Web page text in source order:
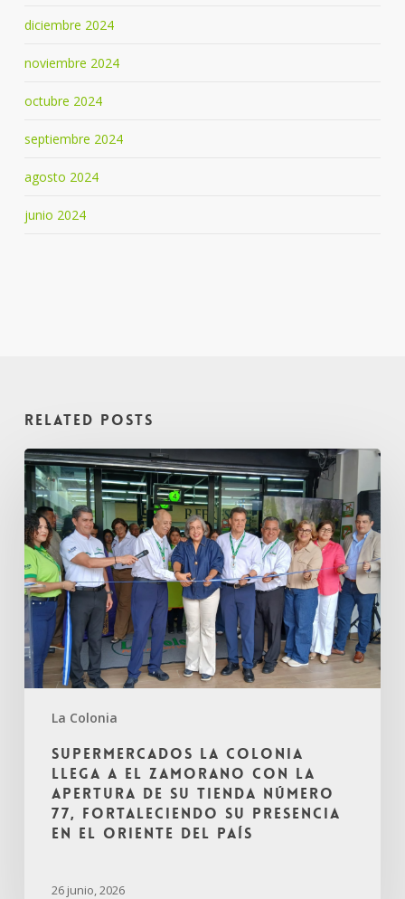
diciembre 2024
noviembre 2024
octubre 2024
septiembre 2024
agosto 2024
junio 2024
Related Posts
La Colonia
Supermercados La Colonia
llega a El Zamorano con la
apertura de su tienda número
77, fortaleciendo su presencia
en el oriente del país
26 junio, 2026